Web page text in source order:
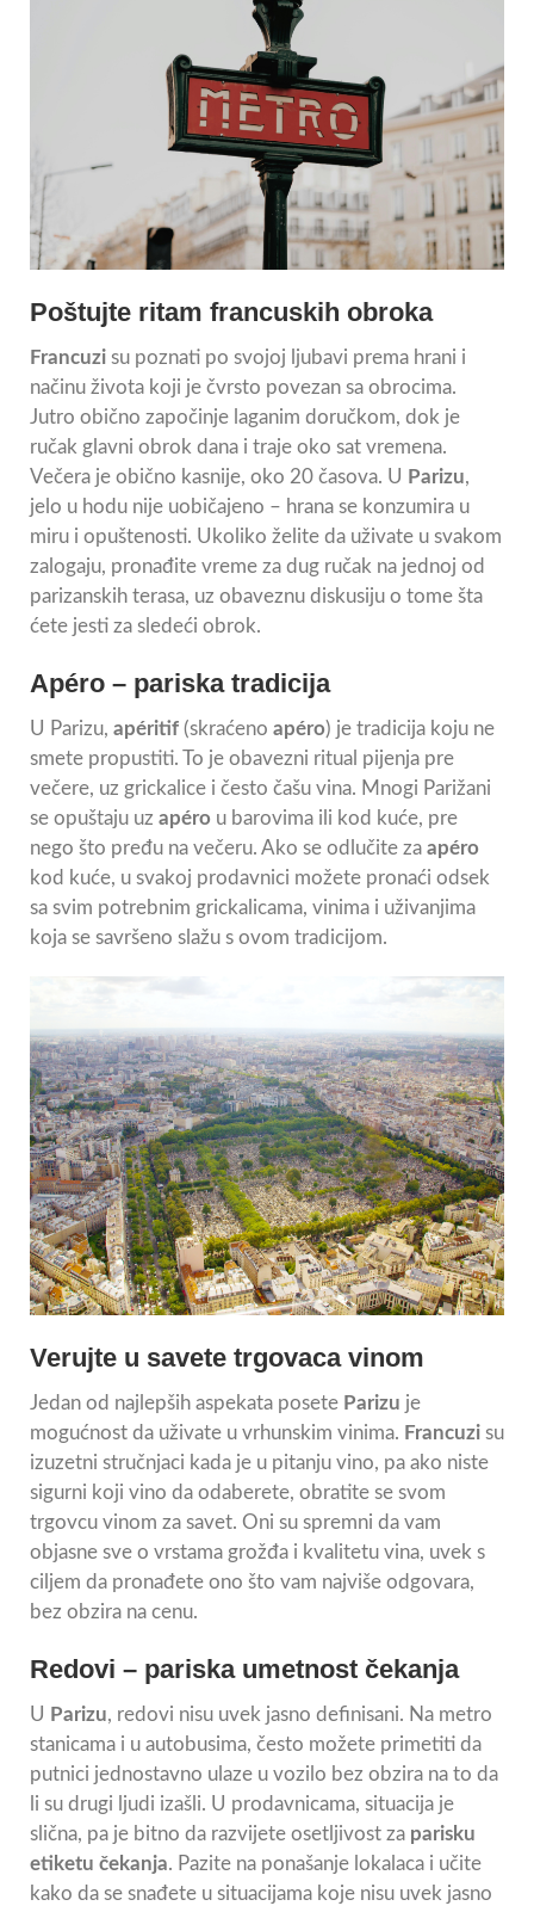
Poštujte ritam francuskih obroka
Francuzi su poznati po svojoj ljubavi prema hrani i
načinu života koji je čvrsto povezan sa obrocima.
Jutro obično započinje laganim doručkom, dok je
ručak glavni obrok dana i traje oko sat vremena.
Večera je obično kasnije, oko 20 časova. U Parizu,
jelo u hodu nije uobičajeno – hrana se konzumira u
miru i opuštenosti. Ukoliko želite da uživate u svakom
zalogaju, pronađite vreme za dug ručak na jednoj od
parizanskih terasa, uz obaveznu diskusiju o tome šta
ćete jesti za sledeći obrok.
Apéro – pariska tradicija
U Parizu, apéritif (skraćeno apéro) je tradicija koju ne
smete propustiti. To je obavezni ritual pijenja pre
večere, uz grickalice i često čašu vina. Mnogi Parižani
se opuštaju uz apéro u barovima ili kod kuće, pre
nego što pređu na večeru. Ako se odlučite za apéro
kod kuće, u svakoj prodavnici možete pronaći odsek
sa svim potrebnim grickalicama, vinima i uživanjima
koja se savršeno slažu s ovom tradicijom.
Verujte u savete trgovaca vinom
Jedan od najlepših aspekata posete Parizu je
mogućnost da uživate u vrhunskim vinima. Francuzi su
izuzetni stručnjaci kada je u pitanju vino, pa ako niste
sigurni koji vino da odaberete, obratite se svom
trgovcu vinom za savet. Oni su spremni da vam
objasne sve o vrstama grožđa i kvalitetu vina, uvek s
ciljem da pronađete ono što vam najviše odgovara,
bez obzira na cenu.
Redovi – pariska umetnost čekanja
U Parizu, redovi nisu uvek jasno definisani. Na metro
stanicama i u autobusima, često možete primetiti da
putnici jednostavno ulaze u vozilo bez obzira na to da
li su drugi ljudi izašli. U prodavnicama, situacija je
slična, pa je bitno da razvijete osetljivost za parisku
etiketu čekanja. Pazite na ponašanje lokalaca i učite
kako da se snađete u situacijama koje nisu uvek jasno